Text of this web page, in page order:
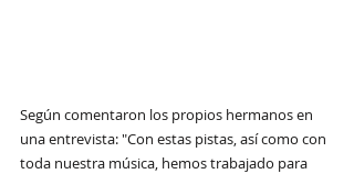
Según comentaron los propios hermanos en
una entrevista: "Con estas pistas, así como con
toda nuestra música, hemos trabajado para